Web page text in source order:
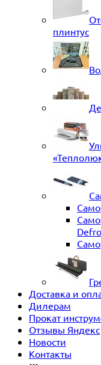
плинтус
Доставка и
Дилерам
Прокат
Отзывы Яндекс
Новости
Контакты